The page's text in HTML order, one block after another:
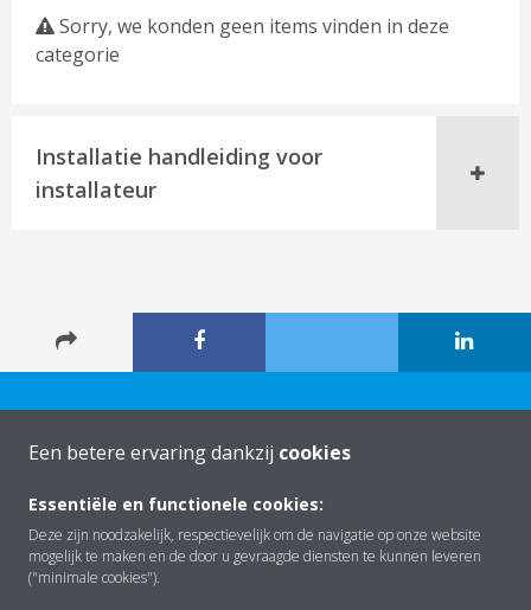
Sorry, we konden geen items vinden in deze
categorie
Installatie handleiding voor
installateur
Over Daikin
Een betere ervaring dankzij cookies
Essentiële en functionele cookies:
Deze zijn noodzakelijk, respectievelijk om de navigatie op onze website
mogelijk te maken en de door u gevraagde diensten te kunnen leveren
("minimale cookies").